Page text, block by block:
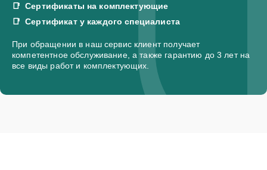
Сертификаты на комплектующие
Сертификат у каждого специалиста
При обращении в наш сервис клиент получает
компетентное обслуживание, а также гарантию до 3 лет на
все виды работ и комплектующих.